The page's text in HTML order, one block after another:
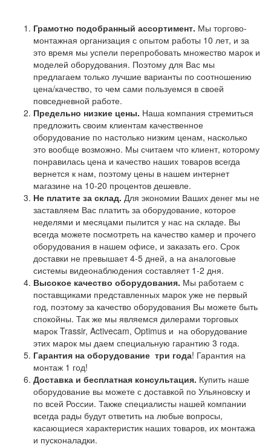
Грамотно подобранный ассортимент. Мы торгово-
монтажная организация с опытом работы 10 лет, и за
это время мы успели перепробовать множество марок и
моделей оборудования. Поэтому для Вас мы
предлагаем только лучшие варианты по соотношению
цена/качество, то чем сами пользуемся в своей
повседневной работе.
Предельно низкие цены. Наша компания стремиться
предложить своим клиентам качественное
оборудование по настолько низким ценам, насколько
это вообще возможно. Мы считаем что клиент, которому
понравилась цена и качество наших товаров всегда
вернется к нам, поэтому цены в нашем интернет
магазине на 10-20 процентов дешевле.
Не платите за склад. Для экономии Ваших денег мы не
заставляем Вас платить за оборудование, которое
неделями и месяцами пылится у нас на складе. Вы
всегда можете посмотреть на качество камер и прочего
оборудования в нашем офисе, и заказать его. Срок
доставки не превышает 4-5 дней, а на аналоговые
системы видеонаблюдения составляет 1-2 дня.
Высокое качество оборудования. Мы работаем с
поставщиками представленных марок уже не первый
год, поэтому за качество оборудования Вы можете быть
спокойны. Так же мы являемся дилерами торговых
марок Trassir, Activecam, Optimus и на оборудование
этих марок мы даем специальную гарантию 3 года.
Гарантия на оборудование три года! Гарантия на
монтаж 1 год!
Доставка и бесплатная консультация. Купить наше
оборудование вы можете с доставкой по Ульяновску и
по всей России. Также специалисты нашей компании
всегда рады будут ответить на любые вопросы,
касающиеся характеристик наших товаров, их монтажа
и пусконаладки.